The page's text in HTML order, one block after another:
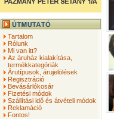
Tartalom
Rólunk
Mi van itt?
Az áruház kialakítása,
termékkategóriák
Árutípusok, árujelölések
Regisztráció
Bevásárlókosár
Fizetési módok
Szállítási idő és átvételi módok
Reklamáció
Fontos!